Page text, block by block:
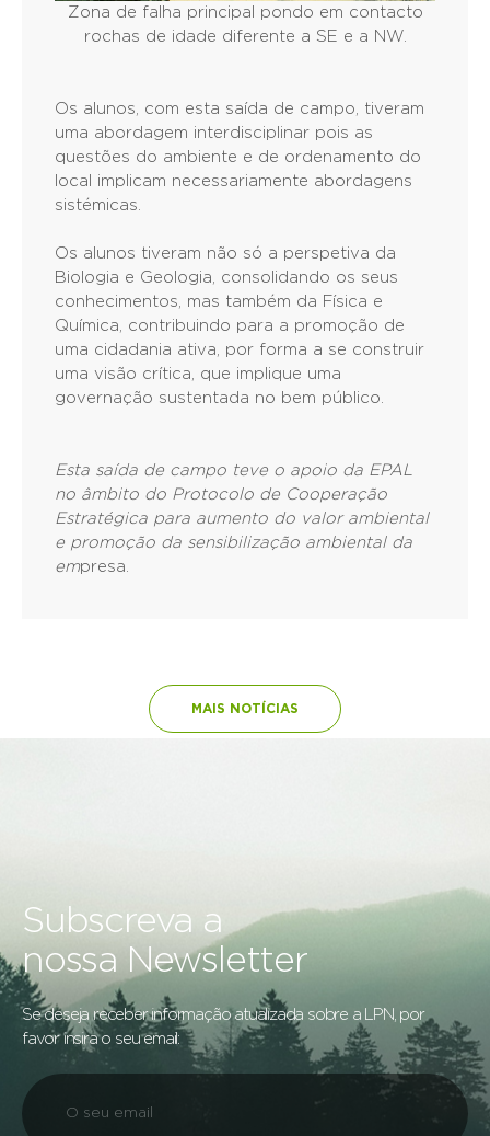
Zona de falha principal pondo em contacto
rochas de idade diferente a SE e a NW.
Os alunos, com esta saída de campo, tiveram
uma abordagem interdisciplinar pois as
questões do ambiente e de ordenamento do
local implicam necessariamente abordagens
sistémicas.
Os alunos tiveram não só a perspetiva da
Biologia e Geologia, consolidando os seus
conhecimentos, mas também da Física e
Química, contribuindo para a promoção de
uma cidadania ativa, por forma a se construir
uma visão crítica, que implique uma
governação sustentada no bem público.
Esta saída de campo teve o apoio da EPAL
no âmbito do Protocolo de Cooperação
Estratégica para aumento do valor ambiental
e promoção da sensibilização ambiental da
empresa.
MAIS NOTÍCIAS
Subscreva a
nossa Newsletter
Se deseja receber informação atualizada sobre a LPN, por
favor insira o seu email: